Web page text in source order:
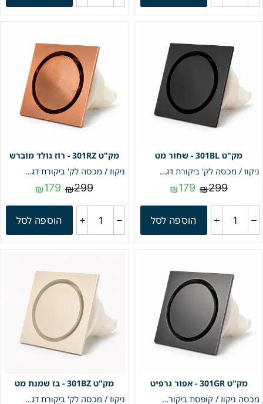
301BL - שחור מט
ניקוז / מכסה לק' ביקורת דגם "קופר" | 10/10 | פטנט חוסם ריחות וחרקים | שחור מט | מק"ט 301BL
₪299
₪179
הוספה לסל
301RZ - רוז גולד מוברש
ניקוז / מכסה לק' ביקורת דגם "קופר" | 10/10 | פטנט חוסם ריחות וחרקים | רוז גולד מוברש | מק"ט 301RZ
₪299
₪179
הוספה לסל
301GR - אפור גרפיט
מכסה ניקוז / קופסת ביקורת | דגם "קופר" | 10/10 | מנגנון מונע ריחות וכניסת חרקים מובנה | אפור גרפיט | מק"ט 301GR
301BZ - בז שמנת מט
ניקוז / מכסה לק' ביקורת דגם "קופר" | 10/10 | פטנט חוסם ריחות וחרקים | שמנת בז' | מק"ט 301BZ